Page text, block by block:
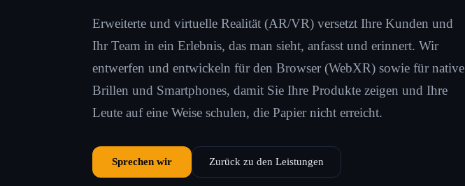
Erweiterte und virtuelle Realität (AR/VR) versetzt Ihre Kunden und
Ihr Team in ein Erlebnis, das man sieht, anfasst und erinnert. Wir
entwerfen und entwickeln für den Browser (WebXR) sowie für native
Brillen und Smartphones, damit Sie Ihre Produkte zeigen und Ihre
Leute auf eine Weise schulen, die Papier nicht erreicht.
Sprechen wir Zurück zu den Leistungen